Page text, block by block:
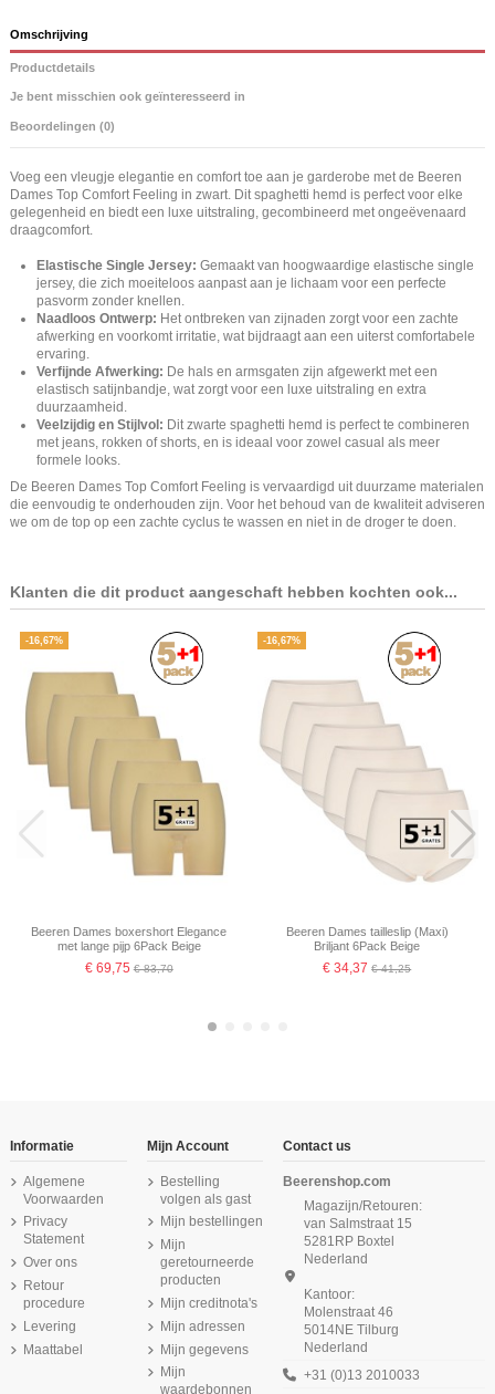
Omschrijving
Productdetails
Je bent misschien ook geïnteresseerd in
Beoordelingen (0)
Voeg een vleugje elegantie en comfort toe aan je garderobe met de Beeren
Dames Top Comfort Feeling in zwart. Dit spaghetti hemd is perfect voor elke
gelegenheid en biedt een luxe uitstraling, gecombineerd met ongeëvenaard
draagcomfort.
Elastische Single Jersey: Gemaakt van hoogwaardige elastische single
jersey, die zich moeiteloos aanpast aan je lichaam voor een perfecte
pasvorm zonder knellen.
Naadloos Ontwerp: Het ontbreken van zijnaden zorgt voor een zachte
afwerking en voorkomt irritatie, wat bijdraagt aan een uiterst comfortabele
ervaring.
Verfijnde Afwerking: De hals en armsgaten zijn afgewerkt met een
elastisch satijnbandje, wat zorgt voor een luxe uitstraling en extra
duurzaamheid.
Veelzijdig en Stijlvol: Dit zwarte spaghetti hemd is perfect te combineren
met jeans, rokken of shorts, en is ideaal voor zowel casual als meer
formele looks.
De Beeren Dames Top Comfort Feeling is vervaardigd uit duurzame materialen
die eenvoudig te onderhouden zijn. Voor het behoud van de kwaliteit adviseren
we om de top op een zachte cyclus te wassen en niet in de droger te doen.
Klanten die dit product aangeschaft hebben kochten ook...
-16,67%
Beeren Dames boxershort Elegance
met lange pijp 6Pack Beige
€ 69,75€ 83,70
-16,67%
Beeren Dames tailleslip (Maxi)
Briljant 6Pack Beige
€ 34,37€ 41,25
Beeren Meisjes slip Young 2Pack
Product is beschikbaar met verschillende opties
Beeren Dames Panty Softly 2Pack
Zwart
Beeren Dames top Comfort Feeling
6Pack Wit
Beeren Dames hemd Comfort
Feeling Zwart
Beeren Heren singlet M3000 6Pack
Beeren Heren slip met gulp M3000
6Pack Grijs
Beeren Heren slip met gulp Jupiter
6Pack Navy
Beeren Dames boxershort Softly met
lange pijp 6Pack Zwart
Informatie
Algemene
Voorwaarden
Privacy
Statement
Over ons
Retour
procedure
Levering
Maattabel
Mijn Account
Bestelling
volgen als gast
Mijn bestellingen
Mijn
geretourneerde
producten
Mijn creditnota's
Mijn adressen
Mijn gegevens
Mijn
waardebonnen
Contact us
Beerenshop.com
Magazijn/Retouren:
van Salmstraat 15
5281RP Boxtel
Nederland
Kantoor:
Molenstraat 46
5014NE Tilburg
Nederland
+31 (0)13 2010033